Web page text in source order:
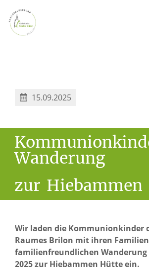
15.09.2025
Wanderung
zur Hiebammen
Wir laden die Kommunionkinder
Raumes Brilon mit ihren
familienfreundlichen Wanderung
2025 zur Hiebammen Hütte ein.